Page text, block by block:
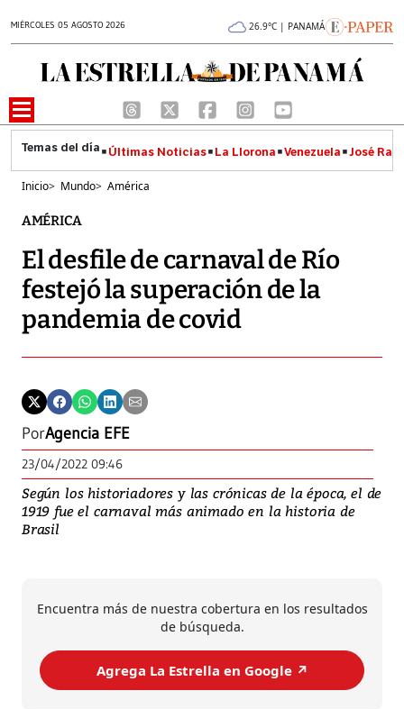
MIÉRCOLES 05 AGOSTO 2026 26.9°C | PANAMÁ
Últimas Noticias La Llorona Venezuela José
Inicio> Mundo> América
AMÉRICA
El desfile de carnaval de Río
festejó la superación de la
pandemia de covid
PorAgencia EFE
23/04/2022 09:46
Según los historiadores y las crónicas de la época, el de
1919 fue el carnaval más animado en la historia de
Brasil
Encuentra más de nuestra cobertura en los resultados
de búsqueda.
Agrega La Estrella en Google ↗️